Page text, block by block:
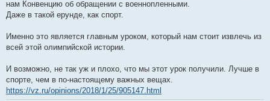
нам Конвенцию об обращении с военнопленными.
Даже в такой ерунде, как спорт.
Именно это является главным уроком, который нам стоит извлечь из
всей этой олимпийской истории.
И возможно, не так уж и плохо, что мы этот урок получили. Лучше в
спорте, чем в по-настоящему важных вещах.
https://vz.ru/opinions/2018/1/25/905147.html